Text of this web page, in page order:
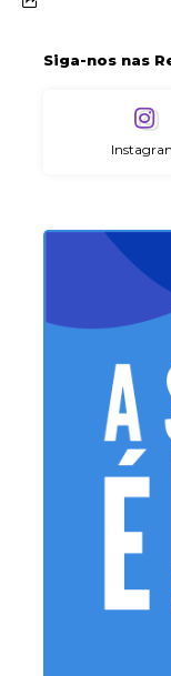
Siga-nos nas